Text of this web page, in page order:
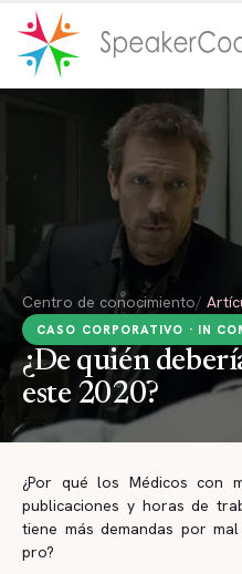
Ir al contenido
Centro de conocimiento/
CASO CORPORATIVO · IN
¿De quién
este 2020?
¿Por qué los Médicos con
publicaciones y horas de
tiene más demandas por
pro?